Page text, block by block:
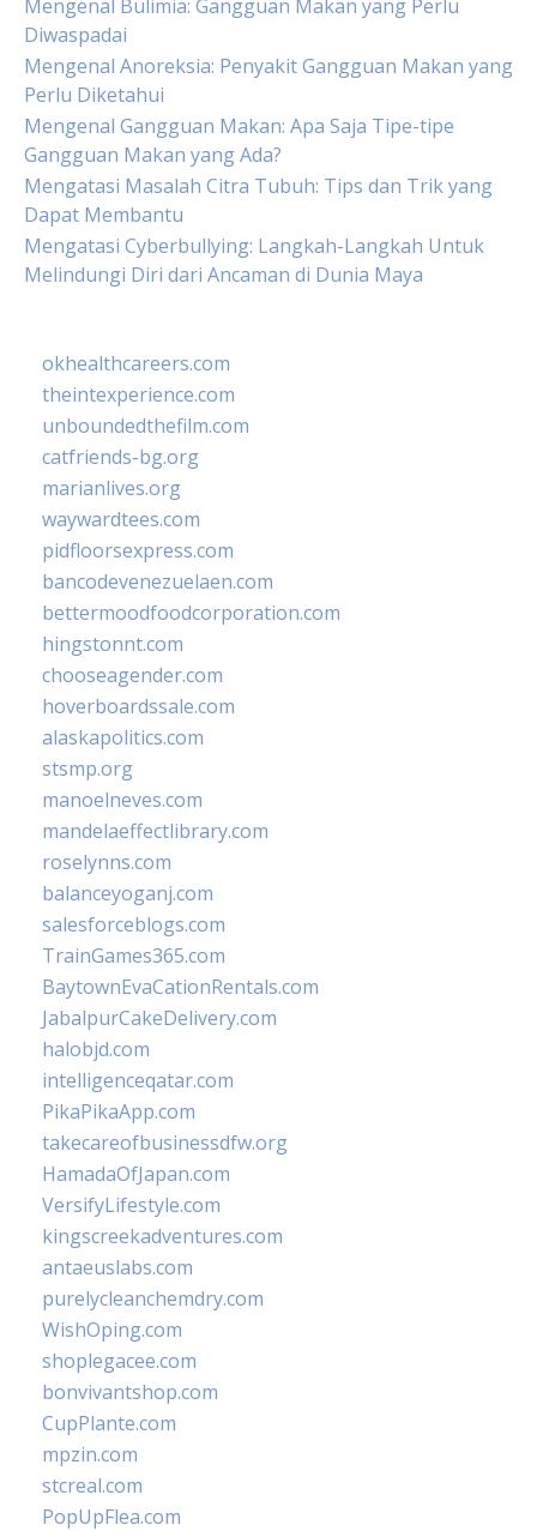
Mengenal Bulimia: Gangguan Makan yang Perlu
Diwaspadai
Mengenal Anoreksia: Penyakit Gangguan Makan yang
Perlu Diketahui
Mengenal Gangguan Makan: Apa Saja Tipe-tipe
Gangguan Makan yang Ada?
Mengatasi Masalah Citra Tubuh: Tips dan Trik yang
Dapat Membantu
Mengatasi Cyberbullying: Langkah-Langkah Untuk
Melindungi Diri dari Ancaman di Dunia Maya
okhealthcareers.com
theintexperience.com
unboundedthefilm.com
catfriends-bg.org
marianlives.org
waywardtees.com
pidfloorsexpress.com
bancodevenezuelaen.com
bettermoodfoodcorporation.com
hingstonnt.com
chooseagender.com
hoverboardssale.com
alaskapolitics.com
stsmp.org
manoelneves.com
mandelaeffectlibrary.com
roselynns.com
balanceyoganj.com
salesforceblogs.com
TrainGames365.com
BaytownEvaCationRentals.com
JabalpurCakeDelivery.com
halobjd.com
intelligenceqatar.com
PikaPikaApp.com
takecareofbusinessdfw.org
HamadaOfJapan.com
VersifyLifestyle.com
kingscreekadventures.com
antaeuslabs.com
purelycleanchemdry.com
WishOping.com
shoplegacee.com
bonvivantshop.com
CupPlante.com
mpzin.com
stcreal.com
PopUpFlea.com